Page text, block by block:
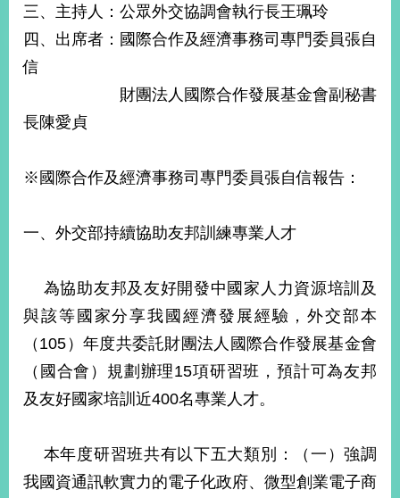
經
濟
不
和
平
照
首
頁
網
站
導
覽
關
於
本
部
聞
中
三、主持人：公眾外交協調會執行長王珮玲
四、出席者：國際合作及經濟事務司專門委員張自
信
財團法人國際合作發展基金會副秘書
長陳愛貞
※國際合作及經濟事務司專門委員張自信報告：
一、外交部持續協助友邦訓練專業人才
為協助友邦及友好開發中國家人力資源培訓及
與該等國家分享我國經濟發展經驗，外交部本
（105）年度共委託財團法人國際合作發展基金會
（國合會）規劃辦理15項研習班，預計可為友邦
及友好國家培訓近400名專業人才。
本年度研習班共有以下五大類別：（一）強調
我國資通訊軟實力的電子化政府、微型創業電子商